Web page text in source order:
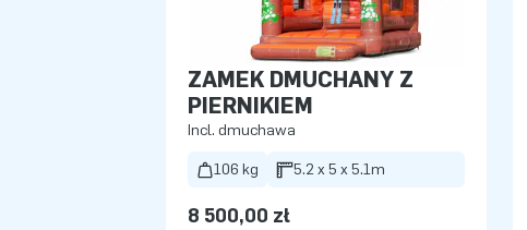
ZAMEK DMUCHANY Z
PIERNIKIEM
Incl. dmuchawa
106 kg 5.2 x 5 x 5.1m
8 500,00 zł